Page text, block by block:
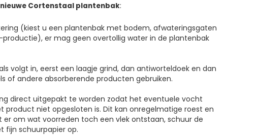
Cortenstaal plantenbak:
(kiest u een plantenbak met bodem, afwateringsgaten
er mag geen overtollig water in de plantenbak
volgt in, eerst een laagje grind, dan antiworteldoek en dan
of andere absorberende producten gebruiken.
direct uitgepakt te worden zodat het eventuele vocht
product niet opgesloten is. Dit kan onregelmatige roest en
er om wat voorreden toch een vlek ontstaan, schuur de
fijn schuurpapier op.